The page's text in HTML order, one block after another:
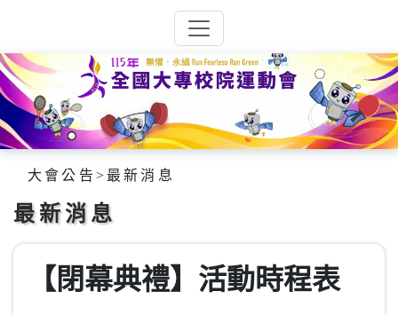
大會公告 > 最新消息
最新消息
【閉幕典禮】活動時程表